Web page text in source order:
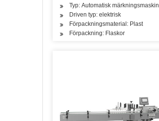
Typ: Automatisk märkningsmaskin
Driven typ: elektrisk
Förpackningsmaterial: Plast
Förpackning: Flaskor